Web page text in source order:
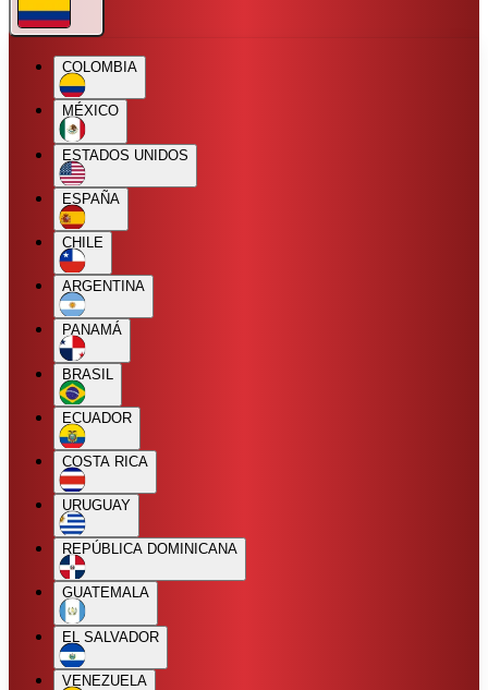
COLOMBIA
MÉXICO
ESTADOS UNIDOS
ESPAÑA
CHILE
ARGENTINA
PANAMÁ
BRASIL
ECUADOR
COSTA RICA
URUGUAY
REPÚBLICA DOMINICANA
GUATEMALA
EL SALVADOR
VENEZUELA